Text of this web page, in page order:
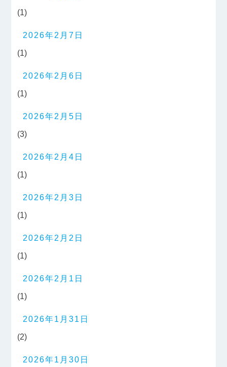
(1)
2026年2月7日
(1)
2026年2月6日
(1)
2026年2月5日
(3)
2026年2月4日
(1)
2026年2月3日
(1)
2026年2月2日
(1)
2026年2月1日
(1)
2026年1月31日
(2)
2026年1月30日